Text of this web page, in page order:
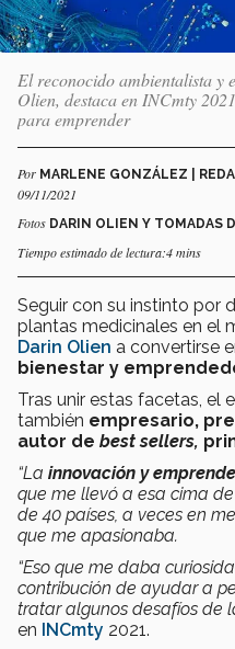
El reconocido ambientalista y
Olien, destaca en INCmty
para emprender
Por MARLENE GONZÁLEZ |
09/11/2021
Fotos DARIN OLIEN Y TOMADAS
Tiempo estimado de lectura:4 mins
Seguir con su instinto por
plantas medicinales en el
Darin Olien a convertirse
bienestar y
Tras unir estas facetas, el
también empresario,
autor de best sellers,
“La innovación y
que me llevó a esa cima
de 40 países, a veces en
que me apasionaba.
“Eso que me daba
contribución de ayudar a
tratar algunos desafíos de
en INCmty 2021.